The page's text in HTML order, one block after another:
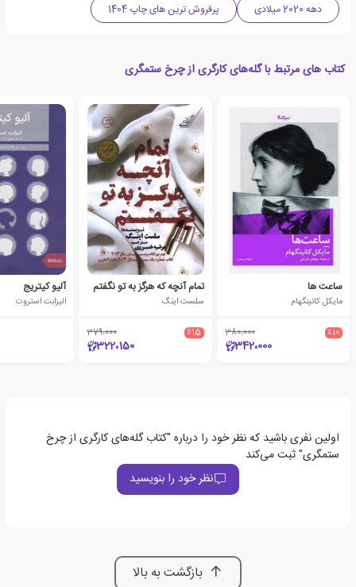
دهه 2020 میلادی
پرفروش ترین های چاپ 1404
کتاب های مرتبط با گله‌های کارگری از چرخ ستمگری
ساعت ها
مایکل کانینگهام
٪10 380،000
342،000
تمام آنچه که هرگز به تو نگفتم
سلست اینگ
٪15 379،000
322،150
آلیو کیتریج
الیزابت استروت
اولین نفری باشید که نظر خود را درباره "کتاب گله‌های کارگری از چرخ
ستمگری" ثبت می‌کند
نظر خود را بنویسید
بازگشت به بالا